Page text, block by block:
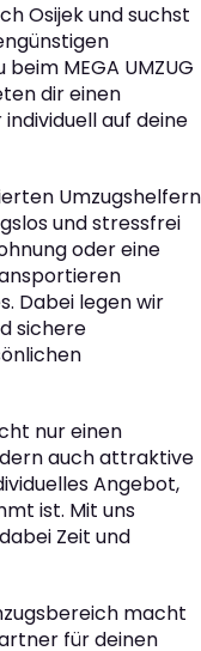
Osijek und suchst
MEGA UMZUG
dir einen
individuell auf deine
Umzugshelfern
und stressfrei
oder eine
Dabei legen wir
sichere
nur einen
auch attraktive
Angebot,
ist. Mit uns
Zeit und
macht
für deinen